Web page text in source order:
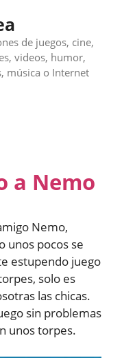
de juegos, cine,
videos, humor,
música o Internet
a Nemo
Nemo,
unos pocos se
estupendo juego
solo es
las chicas.
sin problemas
unos torpes.